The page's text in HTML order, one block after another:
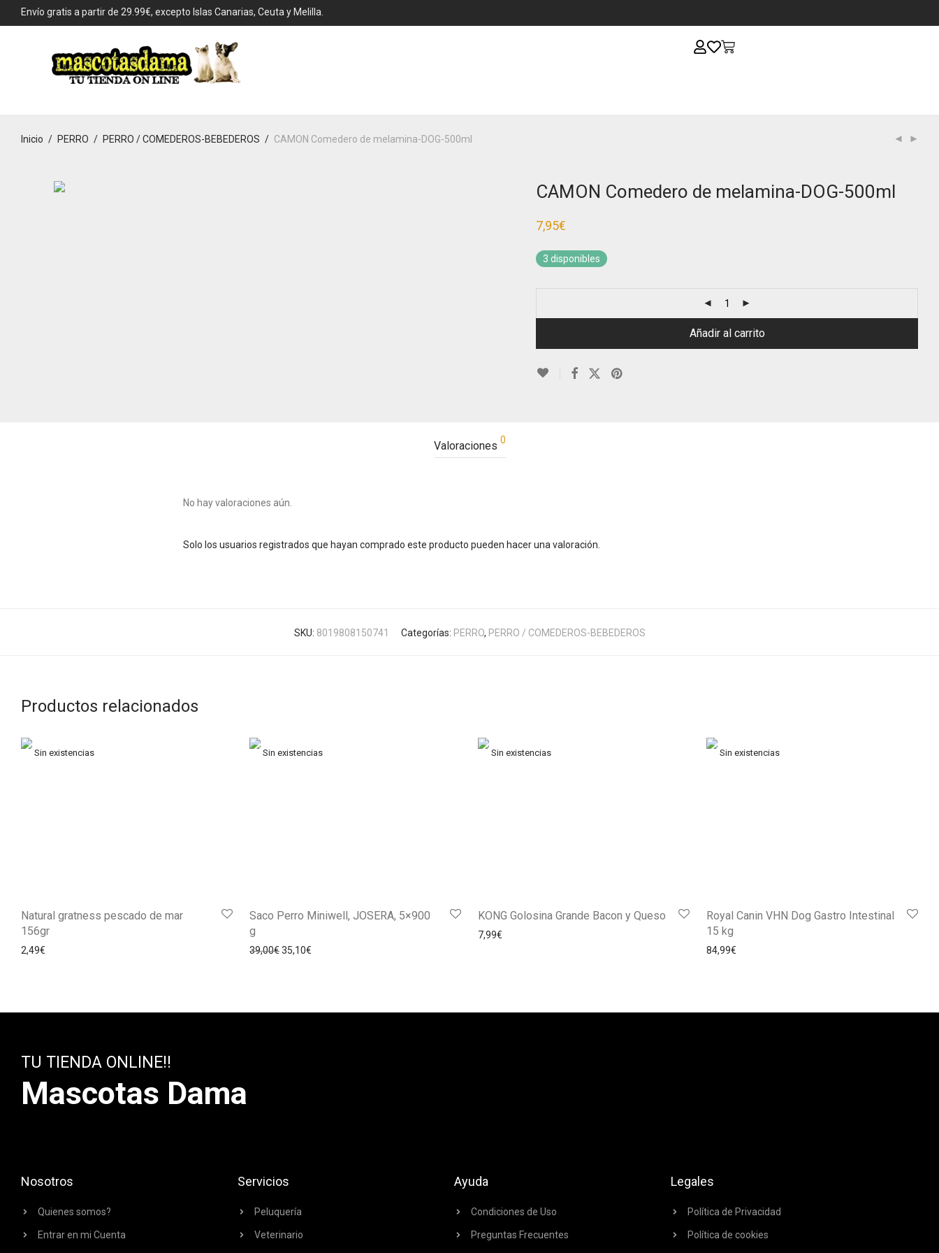
Envío gratis a partir de 29.99€, excepto Islas Canarias, Ceuta y Melilla.
Inicio / PERRO / PERRO / COMEDEROS-BEBEDEROS / CAMON Comedero de melamina-DOG-500ml
CAMON Comedero de melamina-DOG-500ml
7,95€
3 disponibles
Añadir al carrito
Valoraciones 0
No hay valoraciones aún.
Solo los usuarios registrados que hayan comprado este producto pueden hacer una valoración.
SKU: 8019808150741 Categorías: PERRO, PERRO / COMEDEROS-BEBEDEROS
Productos relacionados
Natural gratness pescado de mar
156gr
2,49€
Saco Perro Miniwell, JOSERA, 5×900
g
39,00€35,10€
KONG Golosina Grande Bacon y Queso
7,99€
Royal Canin VHN Dog Gastro Intestinal
15 kg
84,99€
TU TIENDA ONLINE!!
Mascotas Dama
Nosotros
Quienes somos?
Entrar en mi Cuenta
Servicios
Peluquería
Veterinario
Ayuda
Condiciones de Uso
Preguntas Frecuentes
Legales
Política de Privacidad
Política de cookies